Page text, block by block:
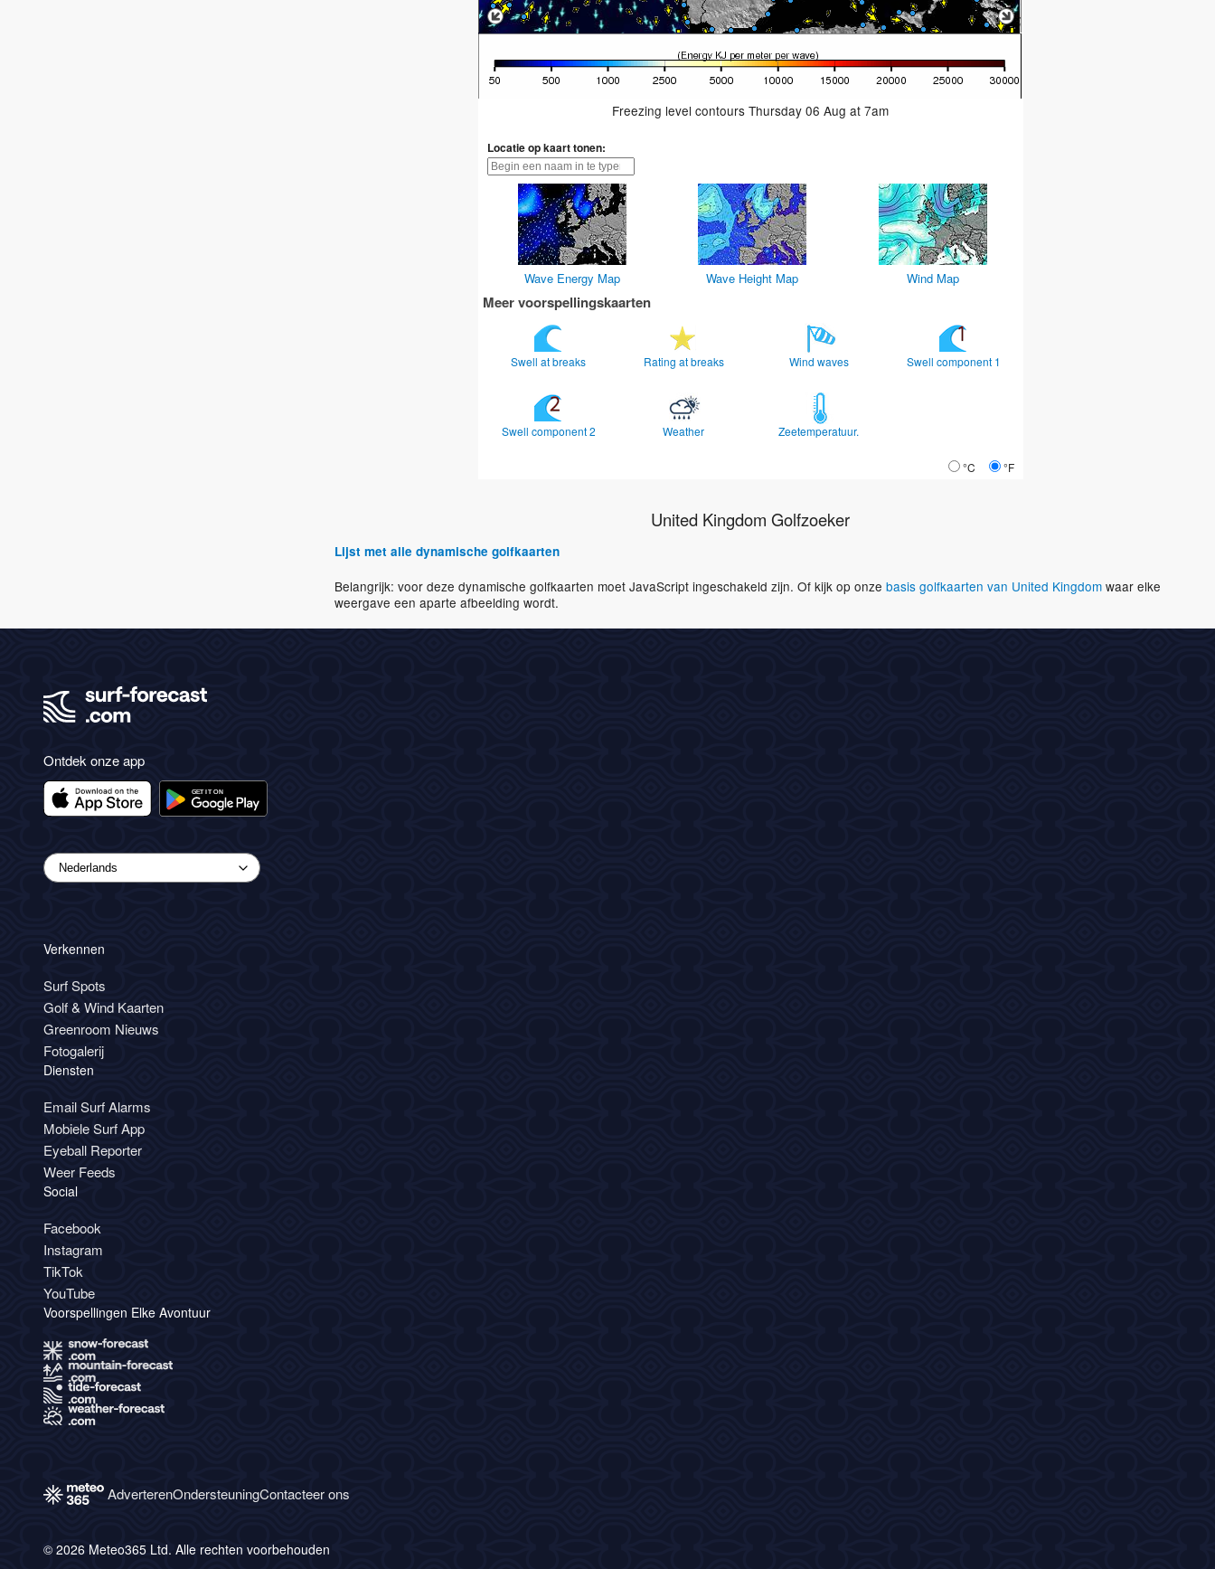
Freezing level contours Thursday 06 Aug at 7am
Locatie op kaart tonen:
Wave Energy Map Wave Height Map Wind Map
Meer voorspellingskaarten
Swell at breaks Rating at breaks Wind waves Swell component 1
Swell component 2 Weather Zeetemperatuur.
°C °F
United Kingdom Golfzoeker
Lijst met alle dynamische golfkaarten
Belangrijk: voor deze dynamische golfkaarten moet JavaScript ingeschakeld zijn. Of kijk op onze basis golfkaarten van United Kingdom waar elke
weergave een aparte afbeelding wordt.
Ontdek onze app
Verkennen
Surf Spots
Golf & Wind Kaarten
Greenroom Nieuws
Fotogalerij
Diensten
Email Surf Alarms
Mobiele Surf App
Eyeball Reporter
Weer Feeds
Social
Facebook
Instagram
TikTok
YouTube
Voorspellingen Elke Avontuur
AdverterenOndersteuningContacteer ons
© 2026 Meteo365 Ltd. Alle rechten voorbehouden